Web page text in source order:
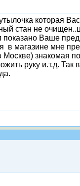
которая
стан не
Ваше
магазине мне
знакомая
руку и.т.д. Так